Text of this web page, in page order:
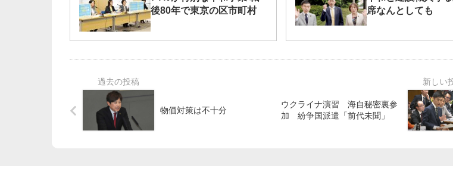
後80年で東京の区市町村
席なんとしても
物価対策は不十分
ウクライナ演習 海自秘密裏参
加 紛争国派遣「前代未聞」